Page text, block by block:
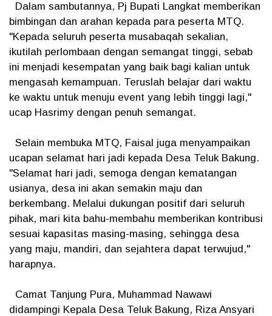
Dalam sambutannya, Pj Bupati Langkat memberikan
bimbingan dan arahan kepada para peserta MTQ.
"Kepada seluruh peserta musabaqah sekalian,
ikutilah perlombaan dengan semangat tinggi, sebab
ini menjadi kesempatan yang baik bagi kalian untuk
mengasah kemampuan. Teruslah belajar dari waktu
ke waktu untuk menuju event yang lebih tinggi lagi,"
ucap Hasrimy dengan penuh semangat.
Selain membuka MTQ, Faisal juga menyampaikan
ucapan selamat hari jadi kepada Desa Teluk Bakung.
"Selamat hari jadi, semoga dengan kematangan
usianya, desa ini akan semakin maju dan
berkembang. Melalui dukungan positif dari seluruh
pihak, mari kita bahu-membahu memberikan kontribusi
sesuai kapasitas masing-masing, sehingga desa
yang maju, mandiri, dan sejahtera dapat terwujud,"
harapnya.
Camat Tanjung Pura, Muhammad Nawawi
didampingi Kepala Desa Teluk Bakung, Riza Ansyari